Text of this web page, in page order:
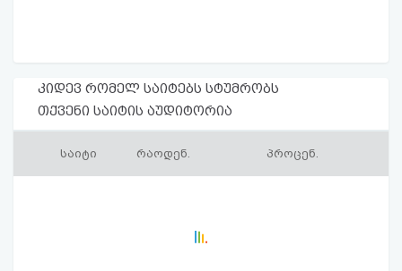
კიდევ რომელ საიტებს სტუმრობს
თქვენი საიტის აუდიტორია
საიტი რაოდენ. პროცენ.